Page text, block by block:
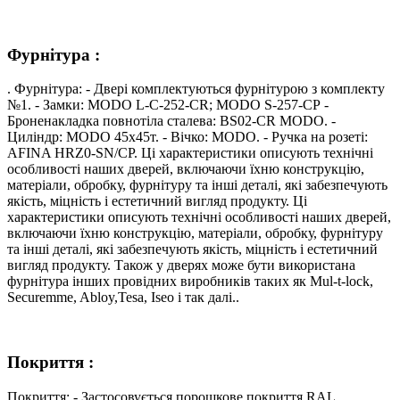
Фурнітура :
. Фурнітура: - Двері комплектуються фурнітурою з комплекту
№1. - Замки: MODO L-C-252-CR; MODO S-257-СР -
Броненакладка повнотіла сталева: BS02-CR MODO. -
Циліндр: MODO 45х45т. - Вічко: MODO. - Ручка на розеті:
AFINA HRZ0-SN/CP. Ці характеристики описують технічні
особливості наших дверей, включаючи їхню конструкцію,
матеріали, обробку, фурнітуру та інші деталі, які забезпечують
якість, міцність і естетичний вигляд продукту. Ці
характеристики описують технічні особливості наших дверей,
включаючи їхню конструкцію, матеріали, обробку, фурнітуру
та інші деталі, які забезпечують якість, міцність і естетичний
вигляд продукту. Також у дверях може бути використана
фурнітура інших провідних виробників таких як Mul-t-lock,
Securemme, Abloy,Tesa, Iseo і так далі..
Покриття :
Покриття: - Застосовується порошкове покриття RAL